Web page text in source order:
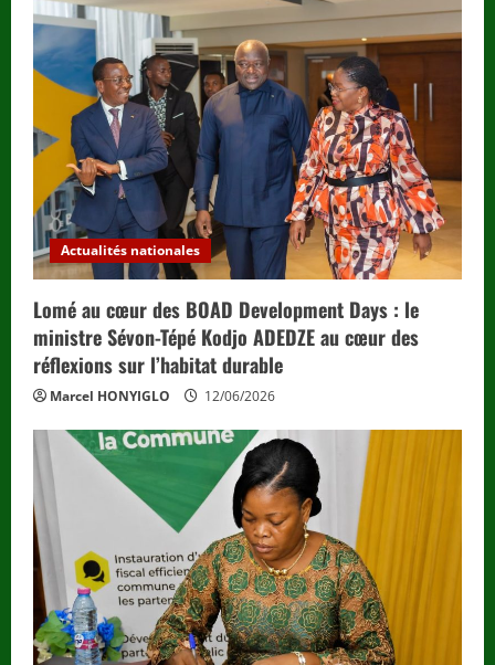
Actualités nationales
Lomé au cœur des BOAD Development Days : le
ministre Sévon-Tépé Kodjo ADEDZE au cœur des
réflexions sur l’habitat durable
Marcel HONYIGLO 12/06/2026